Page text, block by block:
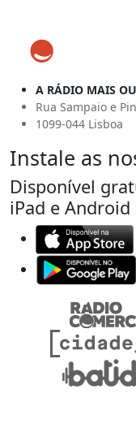
A RÁDIO MAIS
Rua Sampaio e
1099-044 Lisboa
Instale as
Disponível
iPad e Android